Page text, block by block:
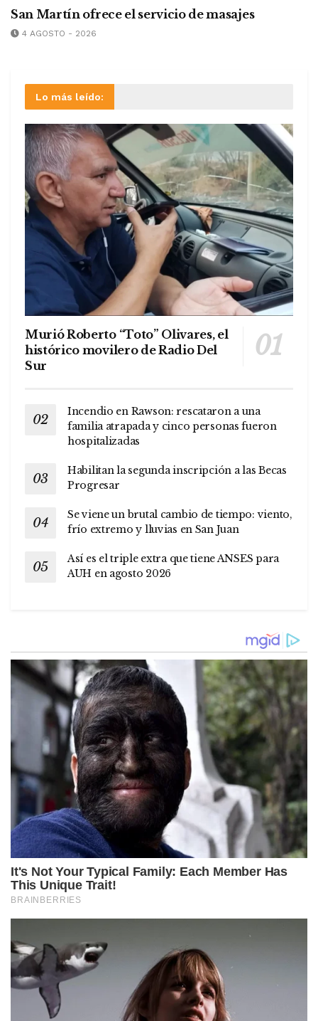
San Martín ofrece el servicio de masajes
4 AGOSTO - 2026
Lo más leído:
Murió Roberto “Toto” Olivares, el
histórico movilero de Radio Del
Sur
Incendio en Rawson: rescataron a una
familia atrapada y cinco personas fueron
hospitalizadas
Habilitan la segunda inscripción a las Becas
Progresar
Se viene un brutal cambio de tiempo: viento,
frío extremo y lluvias en San Juan
Así es el triple extra que tiene ANSES para
AUH en agosto 2026